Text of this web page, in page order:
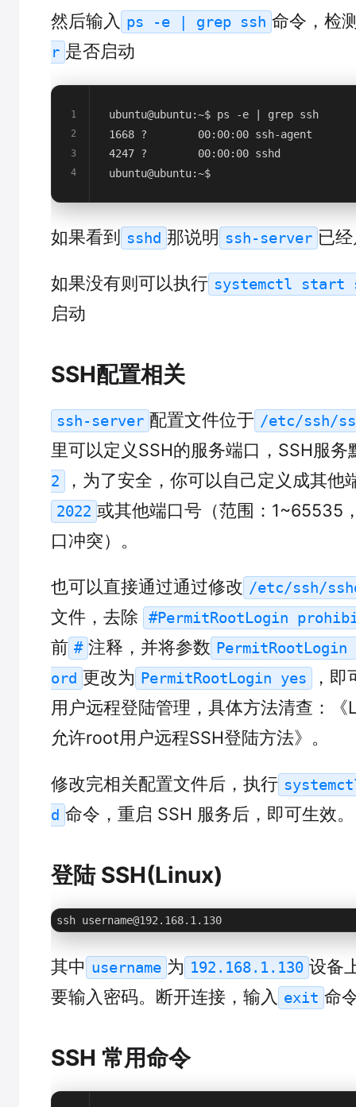
然后输入 ps -e | grep ssh 命令，检
r 是否启动
1
2
3
4
ubuntu@ubuntu:~$ ps -e | grep ssh
1668 ?        00:00:00 ssh-agent
4247 ?        00:00:00 sshd
ubuntu@ubuntu:~$
如果看到 sshd 那说明 ssh-server 已
如果没有则可以执行 systemctl start
启动
SSH配置相关
ssh-server 配置文件位于 /etc/ssh/
里可以定义SSH的服务端口，SSH服务
2 ，为了安全，你可以自己定义成其他
2022 或其他端口号（范围：1~65535
口冲突）。
也可以直接通过通过修改 /etc/ssh/
文件，去除 #PermitRootLogin
前 # 注释，并将参数
ord 更改为 PermitRootLogin yes
，
用户远程登陆管理，具体方法清查：
允许root用户远程SSH登陆方法》。
修改完相关配置文件后，执行
d 命令，重启 SSH 服务后，即可生效。
登陆 SSH(Linux)
ssh username@192.168.1.130
其中 username 为 192.168.1.130 设备
要输入密码。断开连接，输入 exit 命
SSH 常用命令